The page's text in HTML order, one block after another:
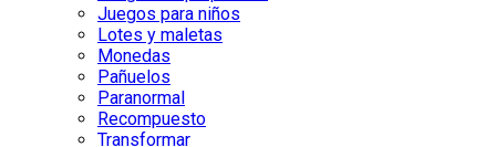
Juegos para niños
Lotes y maletas
Monedas
Pañuelos
Paranormal
Recompuesto
Transformar